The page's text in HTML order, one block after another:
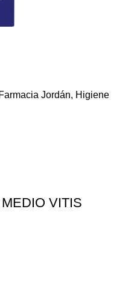
Jordán, Higiene
VITIS